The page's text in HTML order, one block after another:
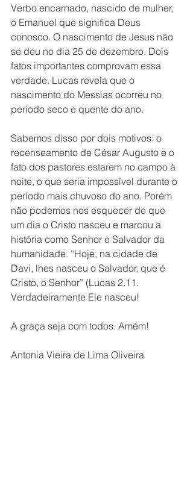
Verbo encarnado, nascido de mulher,
o Emanuel que significa Deus
conosco. O nascimento de Jesus não
se deu no dia 25 de dezembro. Dois
fatos importantes comprovam essa
verdade. Lucas revela que o
nascimento do Messias ocorreu no
período seco e quente do ano.
Sabemos disso por dois motivos: o
recenseamento de César Augusto e o
fato dos pastores estarem no campo à
noite, o que seria impossível durante o
período mais chuvoso do ano. Porém
não podemos nos esquecer de que
um dia o Cristo nasceu e marcou a
história como Senhor e Salvador da
humanidade. “Hoje, na cidade de
Davi, lhes nasceu o Salvador, que é
Cristo, o Senhor” (Lucas 2.11.
Verdadeiramente Ele nasceu!
A graça seja com todos. Amém!
Antonia Vieira de Lima Oliveira